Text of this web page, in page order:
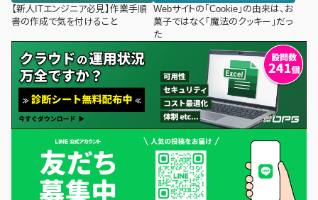
【新人ITエンジニア必見】作業手順
書の作成で気を付けること
Webサイトの「Cookie」の由来は、お
菓子ではなく「魔法のクッキー」だっ
た